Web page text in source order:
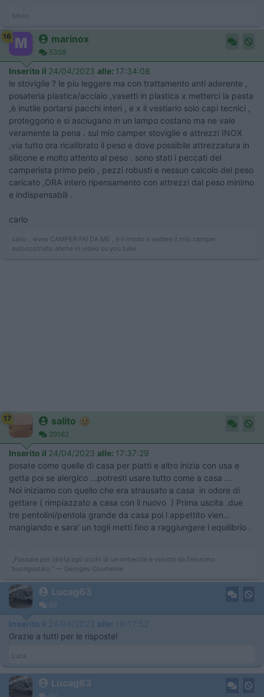
Silvio
16 marinox
5358
Inserito il 24/04/2023 alle: 17:34:08
le stoviglie ? le piu leggere ma con trattamento anti aderente ,
posateria plastica/acciaio ,vasetti in plastica x metterci la pasta
,è inutile portarsi pacchi interi , e x il vestiario solo capi tecnici ,
proteggono e si asciugano in un lampo costano ma ne vale
veramente la pena . sul mio camper stoviglie e attrezzi INOX
,via tutto ora ricalibrato il peso e dove possibile attrezzatura in
silicone e molto attento al peso . sono stati i peccati del
camperista primo pelo , pezzi robusti e nessun calcolo del peso
caricato ,ORA intero ripensamento con attrezzi dal peso minimo
e indispensabili .
carlo
carlo . www CAMPER FAI DA ME , è il modo x vedere il mio camper
autocostruito anche in video su you tube
17 salito
29162
Inserito il 24/04/2023 alle: 17:37:29
posate come quelle di casa per piatti e altro inizia con usa e
getta poi se alergico ...potresti usare tutto come a casa ...
Noi iniziamo con quello che era strausato a casa in odore di
gettare ( rimpiazzato a casa con li nuovo ) Prima uscita .due
tre pentolini/pentola grande da casa poi l appettito vien...
mangiando e sara' un togli metti fino a raggiungere l equilibrio .
„Passare per idiota agli occhi di un imbecille è voluttà da finissimo
buongustaio.“ — Georges Courteline
Lucag63
69
Inserito il 24/04/2023 alle: 18:17:52
Grazie a tutti per le risposte!
Luca
Lucag63